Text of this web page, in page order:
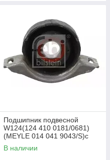
Подшипник подвесной
W124(124 410 0181/0681)
(MEYLE 014 041 9043/S)с
подшипником
В наличии